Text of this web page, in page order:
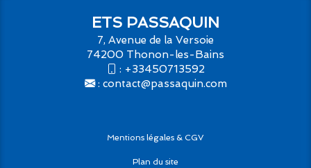
ETS PASSAQUIN
7, Avenue de la Versoie
74200 Thonon-les-Bains
: +33450713592
: contact@passaquin.com
Mentions légales & CGV
Plan du site